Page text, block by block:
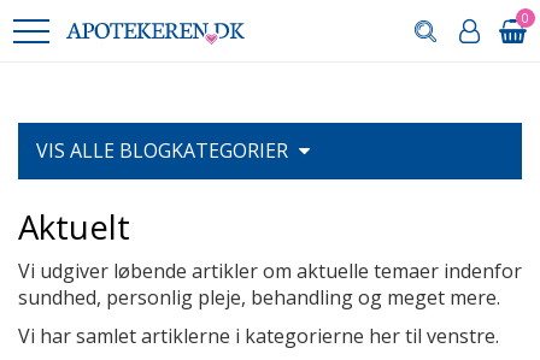
0
VIS ALLE BLOGKATEGORIER
Aktuelt
Vi udgiver løbende artikler om aktuelle temaer indenfor
sundhed, personlig pleje, behandling og meget mere.
Vi har samlet artiklerne i kategorierne her til venstre.